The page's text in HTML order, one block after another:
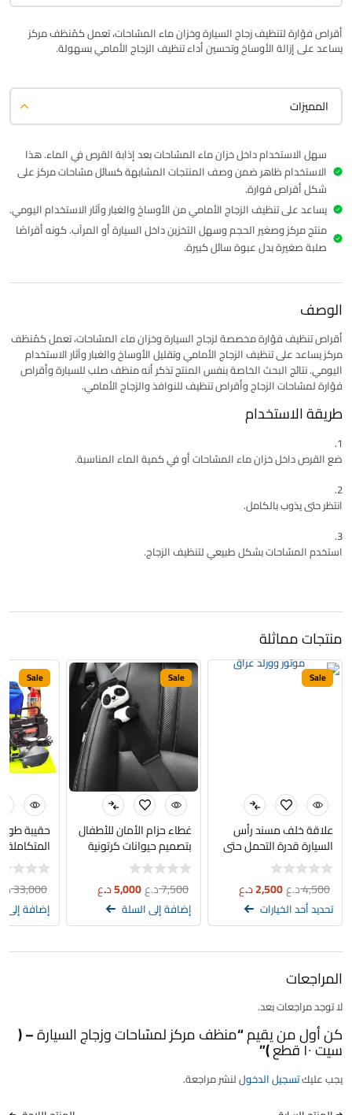
أقراص فوّارة لتنظيف زجاج السيارة وخزان ماء المسّاحات، تعمل كمُنظف مركز
يساعد على إزالة الأوساخ وتحسين أداء تنظيف الزجاج الأمامي بسهولة.
المميزات
سهل الاستخدام داخل خزان ماء المسّاحات بعد إذابة القرص في الماء. هذا
الاستخدام ظاهر ضمن وصف المنتجات المشابهة كسائل مسّاحات مركز على
شكل أقراص فوارة.
يساعد على تنظيف الزجاج الأمامي من الأوساخ والغبار وآثار الاستخدام اليومي.
منتج مركز وصغير الحجم وسهل التخزين داخل السيارة أو المرآب. كونه أقراصًا
صلبة صغيرة بدل عبوة سائل كبيرة.
الوصف
أقراص تنظيف فوّارة مخصصة لزجاج السيارة وخزان ماء المسّاحات، تعمل كمُنظف
مركز يساعد على تنظيف الزجاج الأمامي وتقليل الأوساخ والغبار وآثار الاستخدام
اليومي. نتائج البحث الخاصة بنفس المنتج تذكر أنهمنظف صلب للسيارةوأقراص
فوّارة لمسّاحات الزجاجوأقراص تنظيف للنوافذ والزجاج الأمامي.
طريقة الاستخدام
ضع القرص داخل خزان ماء المسّاحات أو في كمية الماء المناسبة.
انتظر حتى يذوب بالكامل.
استخدم المسّاحات بشكل طبيعي لتنظيف الزجاج.
منتجات مماثلة
Sale
علاقة خلف مسند رأس
السيارة قدرة التحمل حتى
20 كغم
4,500د.ع2,500د.ع
تحديد أحد الخيارات
Sale
غطاء حزام الأمان للأطفال
بتصميم حيوانات كرتونية
لطيفة – حماية وراحة أثناء
القيادة
7,500د.ع5,000د.ع
إضافة إلى السلة
Sale
حقيبة
السلامة
الطرقات
33,000
إضافة إلى
المراجعات
لا توجد مراجعات بعد.
كن أول من يقيم “منظف مركز لمسّاحات وزجاج السيارة – (
سيت ١٠ قطع )”
يجب عليكتسجيل الدخوللنشر مراجعة.